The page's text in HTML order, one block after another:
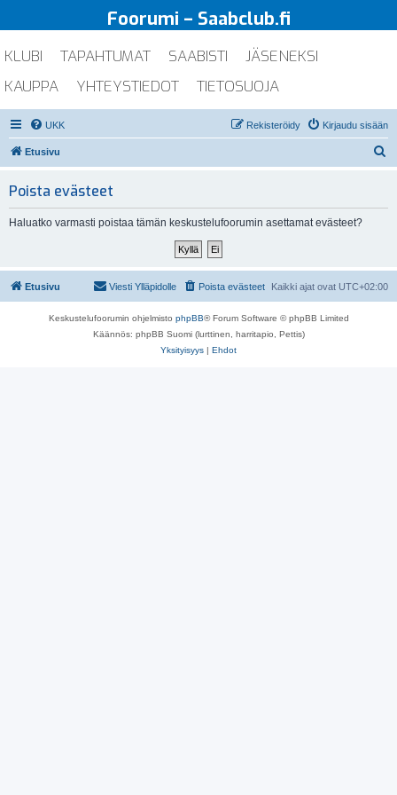
Foorumi – Saabclub.fi
KLUBI TAPAHTUMAT SAABISTI
JÄSENEKSI
KAUPPA
YHTEYSTIEDOT TIETOSUOJA
UKK Kirjaudu sisään
Rekisteröidy
Etusivu
Poista evästeet
Haluatko varmasti poistaa tämän keskustelufoorumin asettamat evästeet?
Etusivu Kaikki ajat ovat UTC+02:00
Poista evästeet
Viesti Ylläpidolle
Keskustelufoorumin ohjelmisto phpBB® Forum Software © phpBB Limited
Käännös: phpBB Suomi (lurttinen, harritapio, Pettis)
Yksityisyys | Ehdot